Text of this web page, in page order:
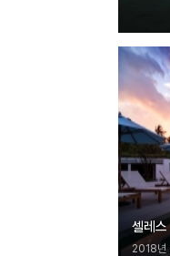
셀레스